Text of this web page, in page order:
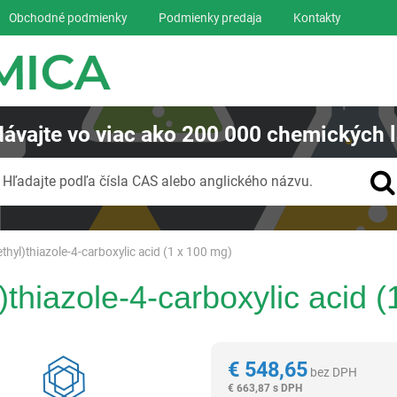
4-carboxylic acid (1 x 100 mg)
4-carboxylic acid
€548,65 bez DPH
€ 663,87 s DPH
Obchodné podmienky Podmienky predaja Kontakty
vo viac ako200 000 chemických
Hľadajte podľa čísla CAS alebo anglického názvu.